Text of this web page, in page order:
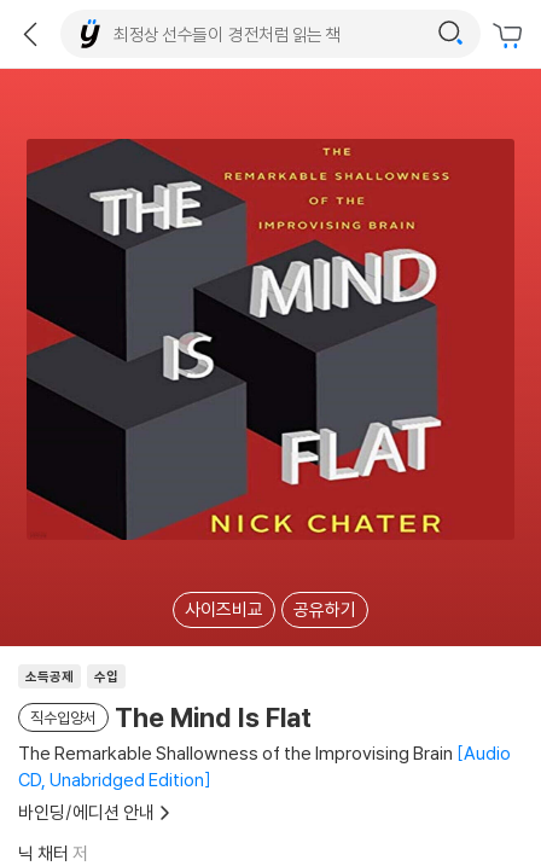
사이즈비교 공유하기
소득공제 수입
직수입양서 The Mind Is Flat
The Remarkable Shallowness of the Improvising Brain Audio
CD, Unabridged Edition
바인딩/에디션 안내
닉 채터 저